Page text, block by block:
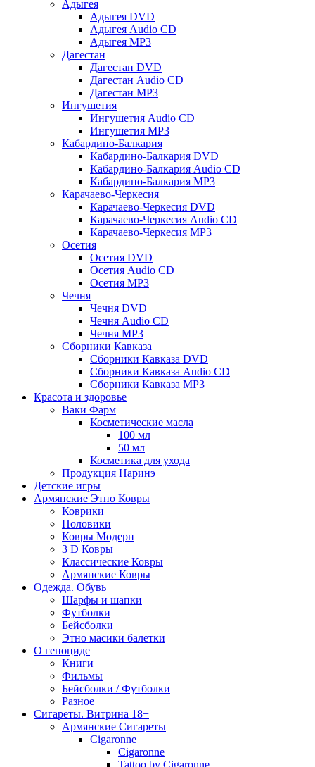
Адыгея
Адыгея DVD
Адыгея Audio CD
Адыгея MP3
Дагестан
Дагестан DVD
Дагестан Audio CD
Дагестан MP3
Ингушетия
Ингушетия Audio CD
Ингушетия MP3
Кабардино-Балкария
Кабардино-Балкария DVD
Кабардино-Балкария Audio CD
Кабардино-Балкария MP3
Карачаево-Черкесия
Карачаево-Черкесия DVD
Карачаево-Черкесия Audio CD
Карачаево-Черкесия MP3
Осетия
Осетия DVD
Осетия Audio CD
Осетия MP3
Чечня
Чечня DVD
Чечня Audio CD
Чечня MP3
Сборники Кавказа
Сборники Кавказа DVD
Сборники Кавказа Audio CD
Сборники Кавказа MP3
Красота и здоровье
Ваки Фарм
Косметические масла
100 мл
50 мл
Косметика для ухода
Продукция Наринэ
Детские игры
Армянские Этно Ковры
Коврики
Половики
Ковры Модерн
3 D Ковры
Классические Ковры
Армянские Ковры
Одежда. Обувь
Шарфы и шапки
Футболки
Бейсболки
Этно масики балетки
О геноциде
Книги
Фильмы
Бейсболки / Футболки
Разное
Сигареты. Витрина 18+
Армянские Сигареты
Cigaronne
Cigaronne
Tattoo by Cigaronne